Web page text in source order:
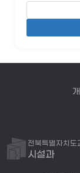
전북특별자치도
시설과